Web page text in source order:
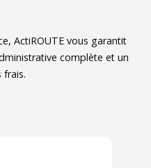
ActiROUTE vous garantit
complète et un
frais.